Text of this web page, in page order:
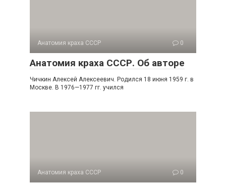
Анатомия краха СССР 0
Анатомия краха СССР. Об авторе
Чичкин Алексей Алексеевич. Родился 18 июня 1959 г. в
Москве. В 1976—1977 гг. учился
Анатомия краха СССР 0